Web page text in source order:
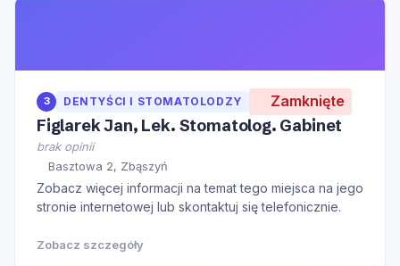
3 DENTYŚCI I STOMATOLODZY Zamknięte
Figlarek Jan, Lek. Stomatolog. Gabinet
brak opinii
Basztowa 2, Zbąszyń
Zobacz więcej informacji na temat tego miejsca na jego
stronie internetowej lub skontaktuj się telefonicznie.
Zobacz szczegóły